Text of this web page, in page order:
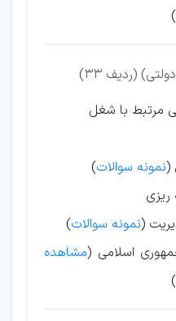
)
(ردیف 33)
مرتبط با شغل
(نمونه سوالات)
(نمونه سوالات)
اسلامی (مشاهده
)